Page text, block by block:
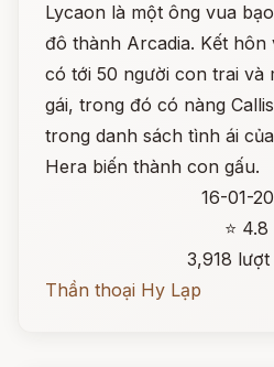
Lycaon là một ông vua
đô thành Arcadia. Kết
có tới 50 người con trai và
gái, trong đó có nàng
trong danh sách tình ái
Hera biến thành con gấu.
16-01-
⭐ 4.8
3,918
Thần thoại Hy Lạp